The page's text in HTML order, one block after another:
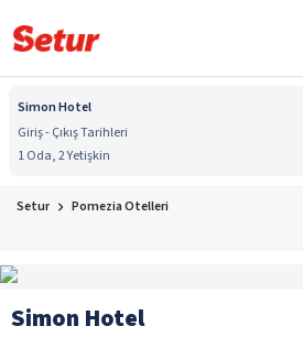
Simon Hotel
Giriş - Çıkış Tarihleri
1 Oda, 2 Yetişkin
Setur Pomezia Otelleri
Simon Hotel